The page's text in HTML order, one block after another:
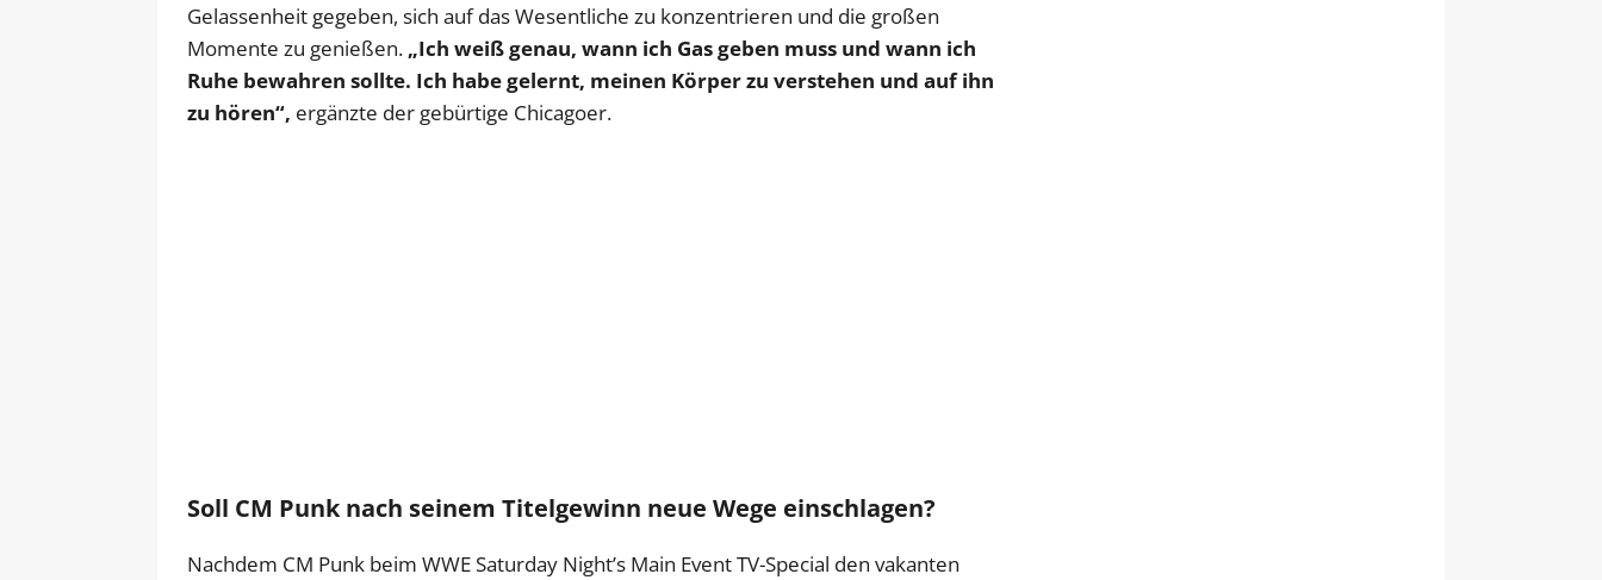
Gelassenheit gegeben, sich auf das Wesentliche zu konzentrieren und die großen
Momente zu genießen. „Ich weiß genau, wann ich Gas geben muss und wann ich
Ruhe bewahren sollte. Ich habe gelernt, meinen Körper zu verstehen und auf ihn
zu hören“, ergänzte der gebürtige Chicagoer.
Soll CM Punk nach seinem Titelgewinn neue Wege einschlagen?
Nachdem CM Punk beim WWE Saturday Night’s Main Event TV-Special den vakanten